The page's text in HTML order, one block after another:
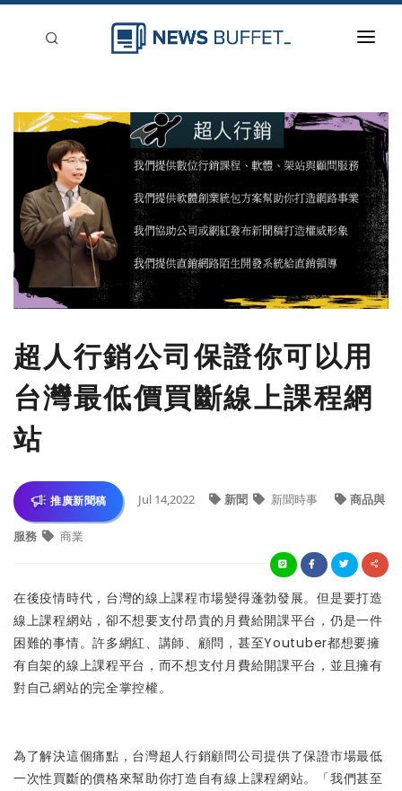
新聞稿分類
登入
刊登
超人行銷公司保證你可以用
台灣最低價買斷線上課程網
站
推廣新聞稿 Jul 14,2022 新聞 新聞時事 商品與
服務 商業
在後疫情時代，台灣的線上課程市場變得蓬勃發展。但是要打造
線上課程網站，卻不想要支付昂貴的月費給開課平台，仍是一件
困難的事情。許多網紅、講師、顧問，甚至Youtuber都想要擁
有自架的線上課程平台，而不想支付月費給開課平台，並且擁有
對自己網站的完全掌控權。
為了解決這個痛點，台灣超人行銷顧問公司提供了保證市場最低
一次性買斷的價格來幫助你打造自有線上課程網站。「我們甚至